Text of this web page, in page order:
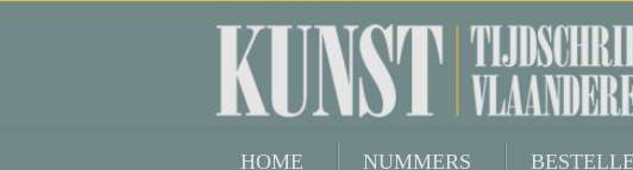
HOME NUMMERS